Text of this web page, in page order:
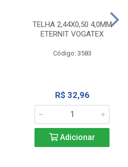
TELHA 2,44X0,50 4,0MM
ETERNIT VOGATEX
Código: 3583
R$ 32,96
Adicionar